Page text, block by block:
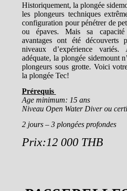
Historiquement, la plongée
les plongeurs techniques
configuration pour pénétrer de
ou épaves. Mais sa capacité
avantages ont été découverts
niveaux d’expérience
adéquate, la plongée sidemount
plongeurs sous grotte. Voici
la plongée Tec!
Prérequis
Age minimum: 15 ans
Niveau Open Water Diver ou
2 jours – 3 plongées profondes
Prix:12 000 THB